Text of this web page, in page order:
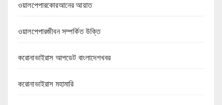
ওয়ালপেপারকোরআনের আয়াত
ওয়ালপেপারজীবন সম্পর্কিত উক্তি
করোনাভাইরাস আপডেট বাংলাদেশখবর
করোনাভাইরাস মহামারি